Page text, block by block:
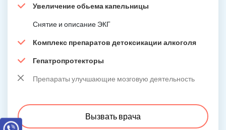
Увеличение обьема капельницы
Снятие и описание ЭКГ
Комплекс препаратов детоксикации алкоголя
Гепатропротекторы
Препараты улучшающие мозговую деятельность
Вызвать врача